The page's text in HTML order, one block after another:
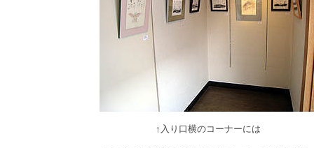
↑入り口横のコーナーには